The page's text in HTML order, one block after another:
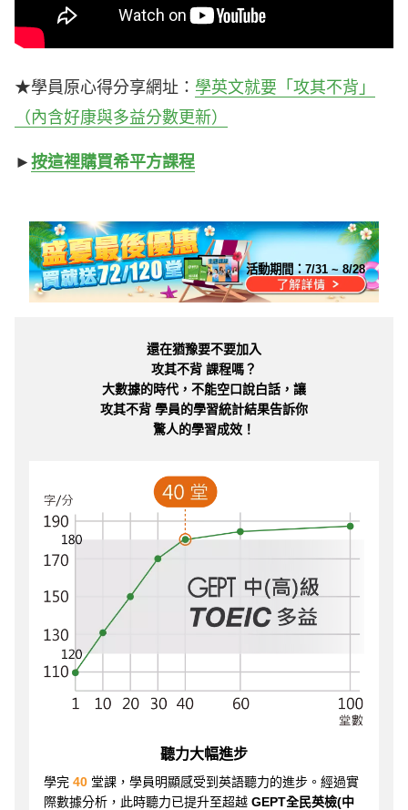
★學員原心得分享網址： 學英文就要「攻其不背」
（內含好康與多益分數更新）
► 按這裡購買希平方課程
活動期間：7/31 ~ 8/28
還在猶豫要不要加入
攻其不背 課程嗎？
大數據的時代，不能空口說白話，讓
攻其不背 學員的學習統計結果告訴你
驚人的學習成效！
聽力大幅進步
學完 40 堂課，學員明顯感受到英語聽力的進步。經過實
際數據分析，此時聽力已提升至超越 GEPT全民英檢(中